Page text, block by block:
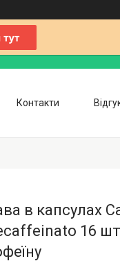
Контакти
в капсулах
16